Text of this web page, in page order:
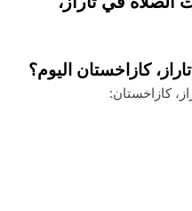
كازاخستان اليوم؟
كازاخستان: